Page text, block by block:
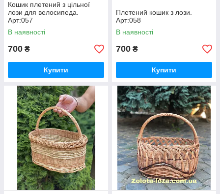
Кошик плетений з цільної
лози для велосипеда.
Арт:057
В наявності
700 ₴
Купити
Плетений кошик з лози.
Арт:058
В наявності
700 ₴
Купити